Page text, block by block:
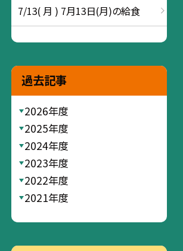
7/13( 月 ) 7月13日(月)の給食
過去記事
2026年度
2025年度
2024年度
2023年度
2022年度
2021年度